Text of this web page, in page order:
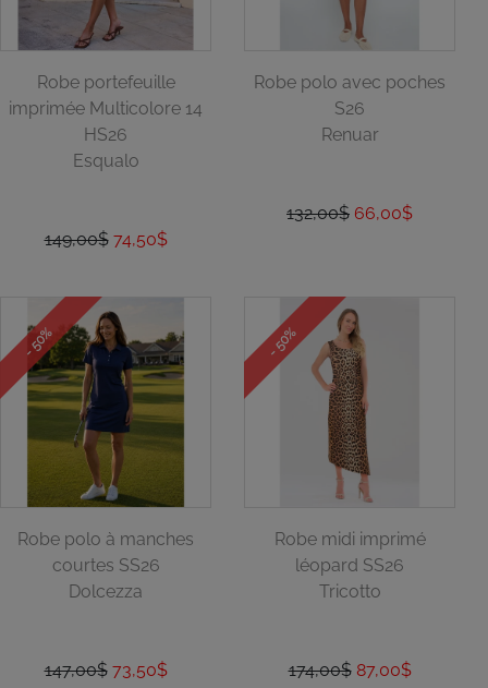
Robe portefeuille
imprimée Multicolore 14
HS26
Esqualo
149,00$ 74,50$
Robe polo avec poches
S26
Renuar
132,00$ 66,00$
- 50%
Robe polo à manches
courtes SS26
Dolcezza
147,00$ 73,50$
- 50%
Robe midi imprimé
léopard SS26
Tricotto
174,00$ 87,00$